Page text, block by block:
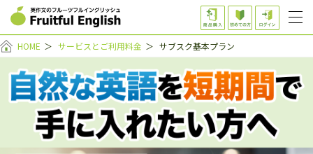
HOME ＞ サービスとご利用料金 ＞ サブスク基本プラン